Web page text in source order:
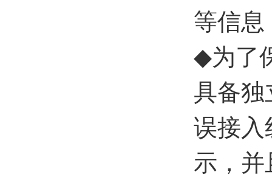
等信息
◆为了
具备独
误接入
示，并